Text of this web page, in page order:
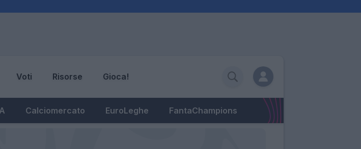
Voti Risorse Gioca!
Calciomercato EuroLeghe FantaChampions